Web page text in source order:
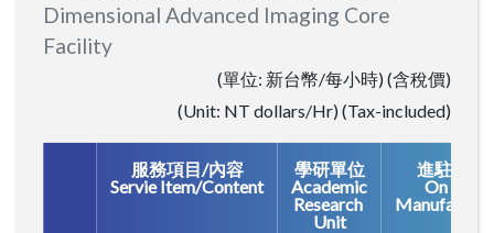
Dimensional Advanced Imaging Core
Facility
(單位: 新台幣/每小時) (含稅價)
(Unit: NT dollars/Hr) (Tax-included)
服務項目/內容
Servie Item/Content
學研單位
Academic
Research
Unit
進駐廠商
On site